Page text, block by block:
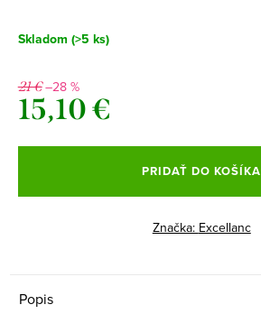
Skladom (>5 ks)
21 €–28 %
15,10 €
cena:
PRIDAŤ DO KOŠÍKA
Značka: Excellanc
Popis